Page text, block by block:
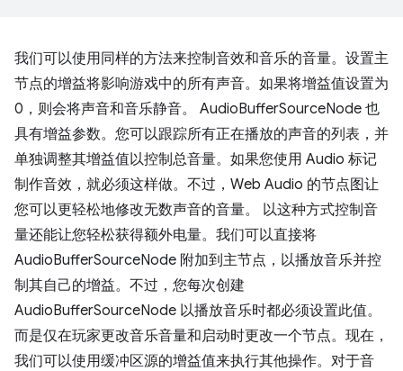
我们可以使用同样的方法来控制音效和音乐的音量。设置主
节点的增益将影响游戏中的所有声音。如果将增益值设置为
0，则会将声音和音乐静音。 AudioBufferSourceNode 也
具有增益参数。您可以跟踪所有正在播放的声音的列表，并
单独调整其增益值以控制总音量。如果您使用 Audio 标记
制作音效，就必须这样做。不过，Web Audio 的节点图让
您可以更轻松地修改无数声音的音量。 以这种方式控制音
量还能让您轻松获得额外电量。我们可以直接将
AudioBufferSourceNode 附加到主节点，以播放音乐并控
制其自己的增益。不过，您每次创建
AudioBufferSourceNode 以播放音乐时都必须设置此值。
而是仅在玩家更改音乐音量和启动时更改一个节点。现在，
我们可以使用缓冲区源的增益值来执行其他操作。对于音